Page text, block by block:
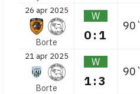
26 apr 2025
Borte
W
0:1
90`
21 apr 2025
Borte
W
1:3
90`